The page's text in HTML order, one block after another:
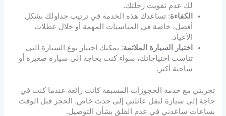
لك عدم تفويت رحلتك.
الكفاءة: تساعدك هذه الخدمة في ترتيب جداولك بشكل
أفضل، خاصة في المناسبات المهمة أو خلال عطلات
الأعياد.
اختيار السيارة الملائمة: يمكنك اختيار نوع السيارة التي
تناسب احتياجاتك، سواء كنت بحاجة إلى سيارة صغيرة أو
شاحنة أكبر.
تجربتي مع خدمة الحجوزات المسبقة كانت رائعة عندما كنت في
حاجة إلى سيارة لنقل عائلتي إلى حدث خاص. الحجز قبل الوقت
بساعات ساعدني في عدم القلق بشأن التوصيل.